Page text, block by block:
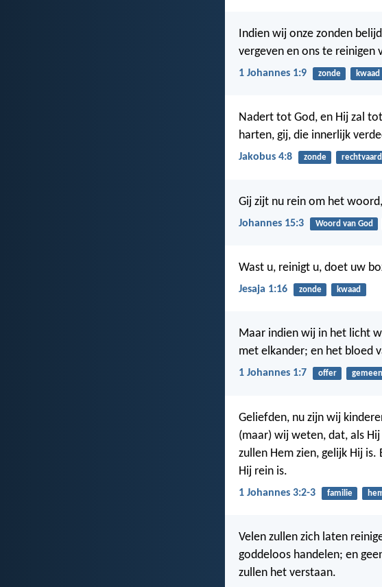
Indien wij onze zonden
vergeven en ons te reinigen
1 Johannes 1:9 zonde kwaad
Nadert tot God, en Hij zal
harten, gij, die innerlijk
Jakobus 4:8 zonde
Gij zijt nu rein om het
Johannes 15:3 Woord van God
Wast u, reinigt u, doet uw
Jesaja 1:16 zonde kwaad
Maar indien wij in het licht
met elkander; en het bloed
1 Johannes 1:7 offer
Geliefden, nu zijn wij
(maar) wij weten, dat, als
zullen Hem zien, gelijk Hij
Hij rein is.
1 Johannes 3:2-3 familie
Velen zullen zich laten
goddeloos handelen; en
zullen het verstaan.